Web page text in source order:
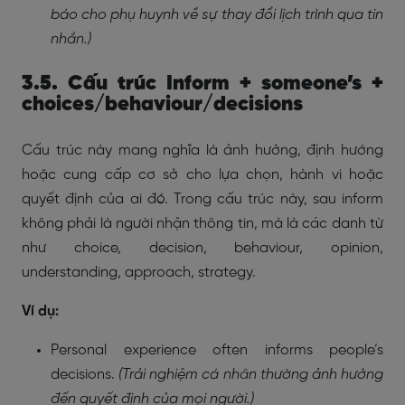
báo cho phụ huynh về sự thay đổi lịch trình qua tin
nhắn.)
3.5. Cấu trúc Inform + someone’s +
choices/behaviour/decisions
Cấu trúc này mang nghĩa là ảnh hưởng, định hướng
hoặc cung cấp cơ sở cho lựa chọn, hành vi hoặc
quyết định của ai đó. Trong cấu trúc này, sau inform
không phải là người nhận thông tin, mà là các danh từ
như choice, decision, behaviour, opinion,
understanding, approach, strategy.
Ví dụ:
Personal experience often informs people’s
decisions. (Trải nghiệm cá nhân thường ảnh hưởng
đến quyết định của mọi người.)